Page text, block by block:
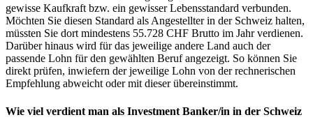
gewisse Kaufkraft bzw. ein gewisser Lebensstandard verbunden.
Möchten Sie diesen Standard als Angestellter in der Schweiz halten,
müssten Sie dort mindestens 55.728 CHF Brutto im Jahr verdienen.
Darüber hinaus wird für das jeweilige andere Land auch der
passende Lohn für den gewählten Beruf angezeigt. So können Sie
direkt prüfen, inwiefern der jeweilige Lohn von der rechnerischen
Empfehlung abweicht oder mit dieser übereinstimmt.
Wie viel verdient man als Investment Banker/in in der Schweiz